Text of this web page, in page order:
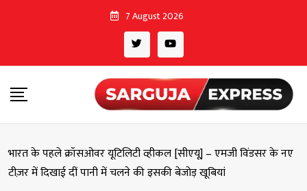
7 August 2026
भारत के पहले क्रॉसओवर यूटिलिटी व्हीकल [सीएयू] – एमजी विंडसर के नए
टीज़र में दिखाई दीं पानी में चलने की इसकी बेजोड़ खूबियां